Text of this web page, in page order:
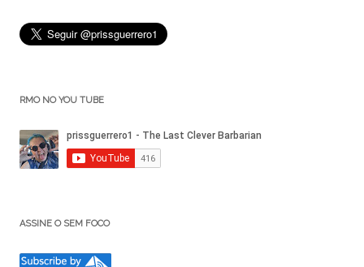
RMO NO YOU TUBE
ASSINE O SEM FOCO